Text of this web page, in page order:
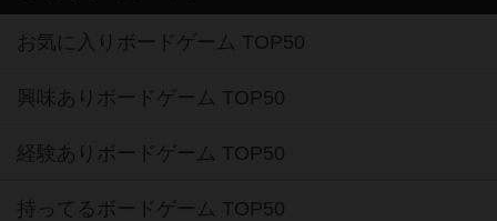
お気に入りボードゲーム TOP50
興味ありボードゲーム TOP50
経験ありボードゲーム TOP50
持ってるボードゲーム TOP50